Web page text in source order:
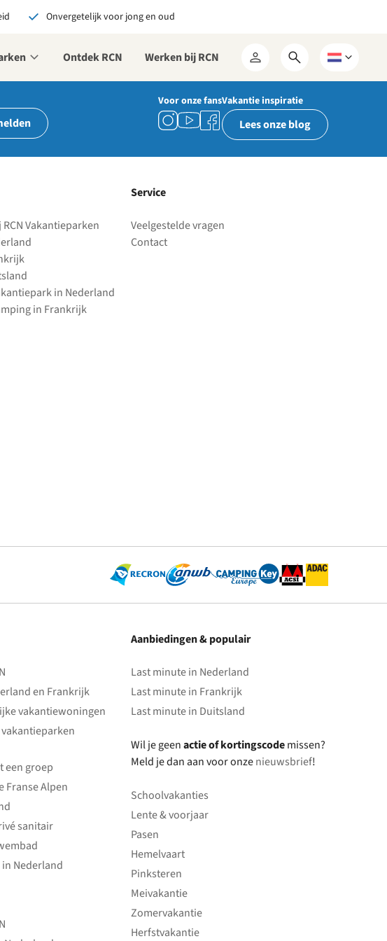
Onvergetelijk voor jong en oud
Ontdek RCN Werken bij RCN
Mijn
RCN
Open
zoekformulier
Kies
een
Voor onze fansVakantie inspiratie
Lees onze blog
Vakantieparken
in Nederland
in Frankrijk
Service
Veelgestelde vragen
Contact
en Frankrijk
vakantiewoningen
een groep
Franse Alpen
sanitair
Nederland
Aanbiedingen & populair
Last minute in Nederland
Last minute in Frankrijk
Last minute in Duitsland
Wil je geenactie of kortingscodemissen?
Meld je dan aan voor onzenieuwsbrief!
Schoolvakanties
Lente & voorjaar
Pasen
Hemelvaart
Pinksteren
Meivakantie
Zomervakantie
Herfstvakantie